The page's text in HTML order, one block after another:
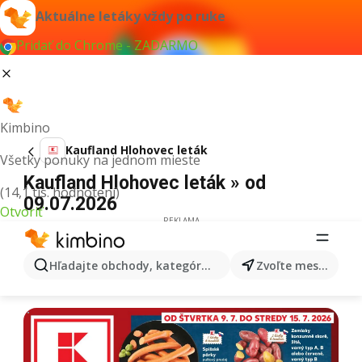
Aktuálne letáky vždy po ruke
Pridať do Chrome - ZADARMO
Kimbino
Všetky ponuky na jednom mieste
(14,1 tis. hodnotení)
Otvoriť
Hľadajte obchody, kategórie, produkty... Zvoľte mesto
Kaufland Hlohovec leták
Kaufland Hlohovec leták » od
09.07.2026
REKLAMA